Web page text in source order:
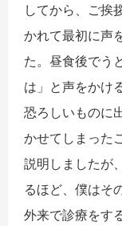
してから、ご挨
かれて最初に声
た。昼食後でう
は」と声をかけ
恐ろしいものに
かせてしまった
説明しましたが
るほど、僕はそ
外来で診療をす